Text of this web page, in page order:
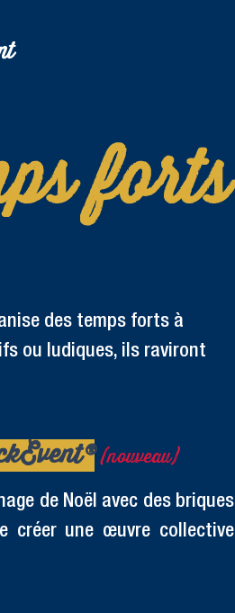
forts
des temps forts à
ou ludiques, ils raviront
(nouveau)
de Noël avec des briques
créer une œuvre collective